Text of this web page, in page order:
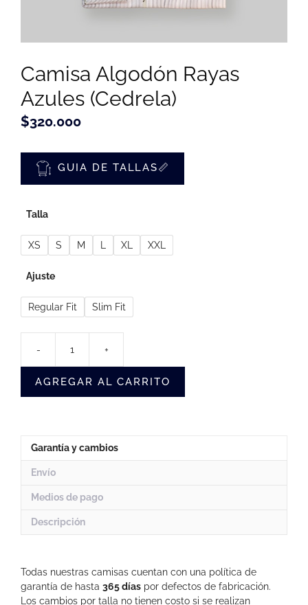
Camisa Algodón Rayas
Azules (Cedrela)
$320.000
GUIA DE TALLAS📏
Talla
XS S M L XL XXL
Ajuste
Regular Fit Slim Fit
-
Algodón
Rayas
Azules
+
AGREGAR AL CARRITO
Garantía y cambios
Envío
Medios de pago
Descripción
Todas nuestras camisas cuentan con una política de
garantía de hasta 365 días por defectos de fabricación.
Los cambios por talla no tienen costo si se realizan